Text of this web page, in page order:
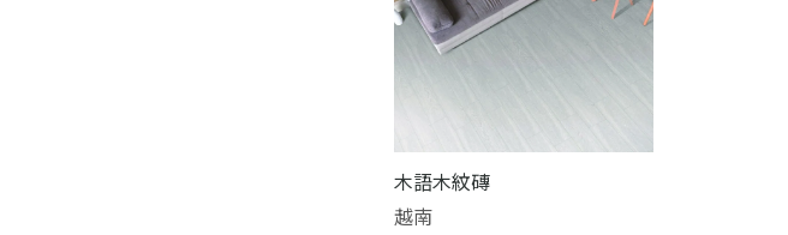
木語木紋磚
越南